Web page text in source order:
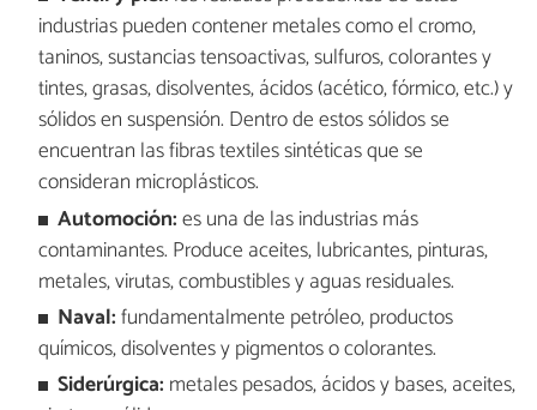
industrias pueden contener metales como el cromo,
taninos, sustancias tensoactivas, sulfuros, colorantes y
tintes, grasas, disolventes, ácidos (acético, fórmico, etc.) y
sólidos en suspensión. Dentro de estos sólidos se
encuentran las fibras textiles sintéticas que se
consideran microplásticos.
Automoción:es una de las industrias más
contaminantes. Produce aceites, lubricantes, pinturas,
metales, virutas, combustibles y aguas residuales.
Naval:fundamentalmente petróleo, productos
químicos, disolventes y pigmentos o colorantes.
Siderúrgica: metales pesados, ácidos y bases, aceites,